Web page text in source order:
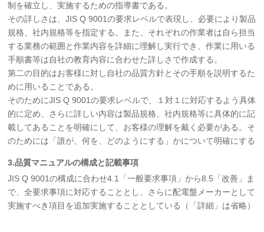
制を確立し、実施するための指導書である。
その詳しさは、JIS Q 9001の要求レベルで表現し、必要により製品
規格、社内規格等を指定する。また、それぞれの作業者は自ら担当
する業務の範囲と作業内容を詳細に理解し実行でき、作業に用いる
手順書等は自社の教育内容に合わせた詳しさで作成する。
第二の目的はお客様に対し自社の品質方針とその手順を説明するた
めに用いることである。
そのためにJIS Q 9001の要求レベルで、１対１に対応するよう具体
的に定め、さらに詳しい内容は製品規格、社内規格等に具体的に記
載してあることを明確にして、お客様の理解を戴く必要がある。そ
のためには「誰が、何を、どのようにする」かについて明確にする
3.品質マニュアルの構成と記載事項
JIS Q 9001の構成に合わせ4.1「一般要求事項」から8.5「改善」ま
で、全要求事項に対応することとし、さらに配電盤メーカーとして
実施すべき項目を追加実施することとしている（「詳細」は省略）